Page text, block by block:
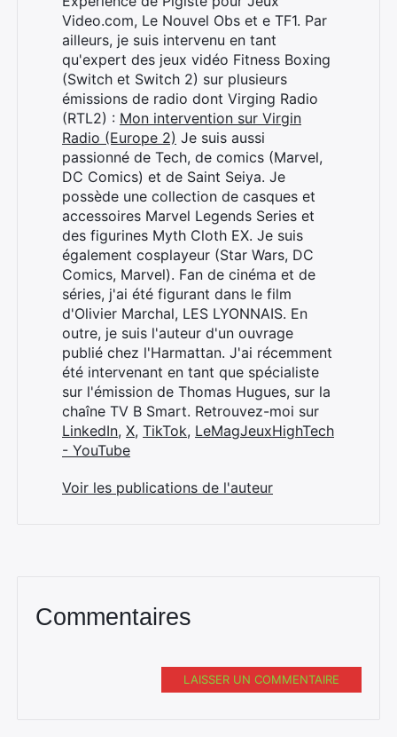
Video.com, Le Nouvel Obs et e TF1. Par
ailleurs, je suis intervenu en tant
qu'expert des jeux vidéo Fitness Boxing
(Switch et Switch 2) sur plusieurs
émissions de radio dont Virging Radio
(RTL2) : Mon intervention sur Virgin
Radio (Europe 2) Je suis aussi
passionné de Tech, de comics (Marvel,
DC Comics) et de Saint Seiya. Je
possède une collection de casques et
accessoires Marvel Legends Series et
des figurines Myth Cloth EX. Je suis
également cosplayeur (Star Wars, DC
Comics, Marvel). Fan de cinéma et de
séries, j'ai été figurant dans le film
d'Olivier Marchal, LES LYONNAIS. En
outre, je suis l'auteur d'un ouvrage
publié chez l'Harmattan. J'ai récemment
été intervenant en tant que spécialiste
sur l'émission de Thomas Hugues, sur la
chaîne TV B Smart. Retrouvez-moi sur
LinkedIn, X, TikTok, LeMagJeuxHighTech
- YouTube
Voir les publications de l'auteur
Commentaires
LAISSER UN COMMENTAIRE